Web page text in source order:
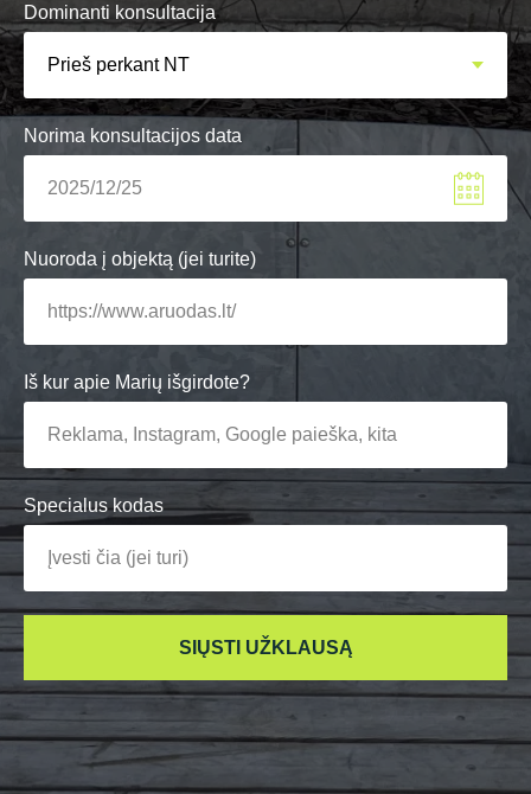
Dominanti konsultacija
Norima konsultacijos data
Nuoroda į objektą (jei turite)
Iš kur apie Marių išgirdote?
Specialus kodas
SIŲSTI UŽKLAUSĄ